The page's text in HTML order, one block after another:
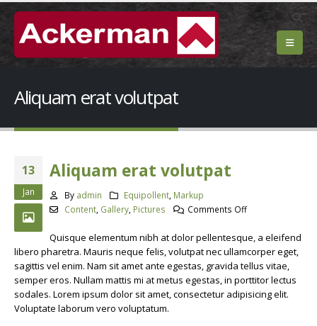
Aliquam erat volutpat
13
Jan
Aliquam erat volutpat
By admin Equipollent Markup
Content, Gallery, Pictures Comments Offon
erat
volutpat
Quisque elementum nibh at dolor pellentesque, a eleifend
libero pharetra. Mauris neque felis, volutpat nec ullamcorper eget,
sagittis vel enim. Nam sit amet ante egestas, gravida tellus vitae,
semper eros. Nullam mattis mi at metus egestas, in porttitor lectus
sodales. Lorem ipsum dolor sit amet, consectetur adipisicing elit.
Voluptate laborum vero voluptatum.